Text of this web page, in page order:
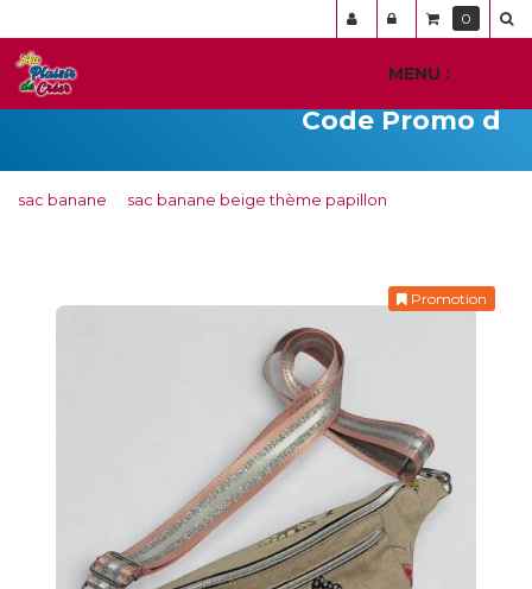
MENU :
Code Promo du
sac banane sac banane beige thème papillon
Promotion
0